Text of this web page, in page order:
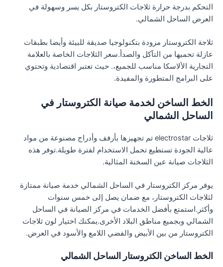
التحكم بدرجة حرارة ثلاجات الكتروستار بكل يسر وسهولة في
العرض الساحل الشمالي.
ثلاجة الكتروستار مزودة بتكنولوجيا صديقة للبيئة وأيضا بطبقات
عازلة تحميها من التآكل والصدأ.سعر الثلاجات الخاصة بالعلامة
التجارية الألاسكا مناسب للجميع،. حيث تعتبر اقتصادية وتحتوي
على البرامج المتطورة والمفيدة.
الخط الساخن لخدمة صيانة الكتروستار في
الساحل الشمالي
ثلاجات electrostar تم تجهيزها بأرفف وأدراج مصنوعة من مواد
عالية الجودة تستطيع تحمل الاستخدام لفترة طويلة.توفر هذه
الثلاجات صيانة عين السخنة المثالية.
يوفر مركز الكتروستار في الساحل الشمالي خدمة صيانة ممتازة
لثلاجات الكتروستار، مع ضمان يصل إلى خمس سنوات
وأكثر.استمتع بأفضل الخدمات في مركز الصيانة في الساحل
الشمالي وبجميع مناطق البلاد الأخرى.يمكنك اختيار لون ثلاجات
الكتروستار من بين الأبيض والفضي اللامع والأسود في العرض.
الخط الساخن الكتروستار الساحل الشمالي